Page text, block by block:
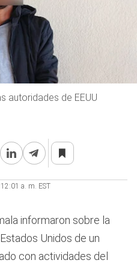
autoridades de EEUU
a. m. EST
informaron sobre la
Unidos de un
con actividades del